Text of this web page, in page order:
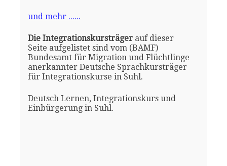
und mehr ......
Die Integrationskursträgerauf dieser
Seite aufgelistet sind vom (BAMF)
Bundesamt für Migration und Flüchtlinge
anerkannter Deutsche Sprachkursträger
für Integrationskurse in Suhl.
Deutsch Lernen, Integrationskurs und
Einbürgerung in Suhl.